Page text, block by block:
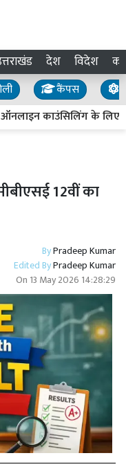
देश विदेश
कैंपस
काउंसिलिंग के लिए
12वीं का
ByPradeep Kumar
Edited ByPradeep Kumar
On 13 May 2026 14:28:29